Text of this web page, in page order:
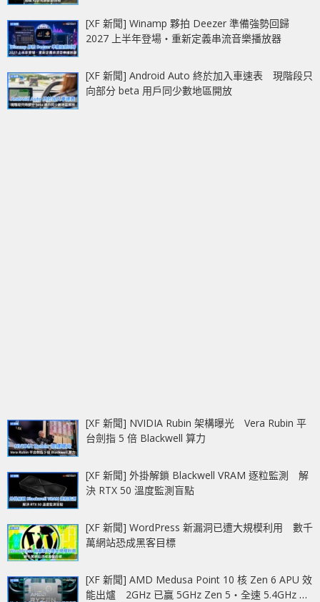
[XF 新聞] Winamp 夥拍 Deezer 準備強勢回歸
2027 上半年登場‧重新定義串流音樂播放器
[XF 新聞] Android Auto 終於加入車速表 現階段只
向部分 beta 用戶同少數地區開放
[XF 新聞] NVIDIA Rubin 架構曝光 Vera Rubin 平
台劍指 5 倍 Blackwell 算力
[XF 新聞] 外掛解鎖 Blackwell VRAM 逐粒監測 解
決 RTX 50 溫度監測盲點
[XF 新聞] WordPress 新漏洞已遭大規模利用 數千
萬網站恐成黑客目標
[XF 新聞] AMD Medusa Point 10 核 Zen 6 APU 效
能出爐 2GHz 已贏 5GHz Zen 5‧全速 5.4GHz 更